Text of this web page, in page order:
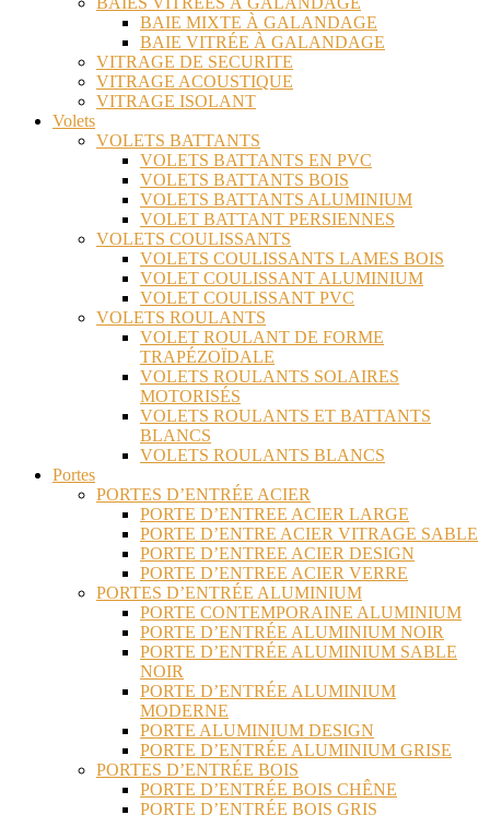
BAIE MIXTE À GALANDAGE
BAIE VITRÉE À GALANDAGE
VITRAGE DE SECURITE
VITRAGE ACOUSTIQUE
VITRAGE ISOLANT
Volets
VOLETS BATTANTS
VOLETS BATTANTS EN PVC
VOLETS BATTANTS BOIS
VOLETS BATTANTS ALUMINIUM
VOLET BATTANT PERSIENNES
VOLETS COULISSANTS
VOLETS COULISSANTS LAMES BOIS
VOLET COULISSANT ALUMINIUM
VOLET COULISSANT PVC
VOLETS ROULANTS
VOLET ROULANT DE FORME
TRAPÉZOÏDALE
VOLETS ROULANTS SOLAIRES
MOTORISÉS
VOLETS ROULANTS ET BATTANTS
BLANCS
VOLETS ROULANTS BLANCS
Portes
PORTES D’ENTRÉE ACIER
PORTE D’ENTREE ACIER LARGE
PORTE D’ENTRE ACIER VITRAGE SABLE
PORTE D’ENTREE ACIER DESIGN
PORTE D’ENTREE ACIER VERRE
PORTES D’ENTRÉE ALUMINIUM
PORTE CONTEMPORAINE ALUMINIUM
PORTE D’ENTRÉE ALUMINIUM NOIR
PORTE D’ENTRÉE ALUMINIUM SABLE
NOIR
PORTE D’ENTRÉE ALUMINIUM
MODERNE
PORTE ALUMINIUM DESIGN
PORTE D’ENTRÉE ALUMINIUM GRISE
PORTES D’ENTRÉE BOIS
PORTE D’ENTRÉE BOIS CHÊNE
PORTE D’ENTRÉE BOIS GRIS